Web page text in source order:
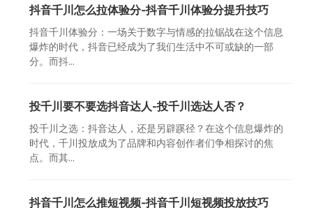
抖音千川怎么拉体验分-抖音千川体验分提升技巧
抖音千川体验分：一场关于数字与情感的拉锯战在这个信息
爆炸的时代，抖音已经成为了我们生活中不可或缺的一部
分。而抖...
投千川要不要选抖音达人-投千川选达人否？
投千川之选：抖音达人，还是另辟蹊径？在这个信息爆炸的
时代，千川投放成为了品牌和内容创作者们争相探讨的焦
点。而其...
抖音千川怎么推短视频-抖音千川短视频投放技巧